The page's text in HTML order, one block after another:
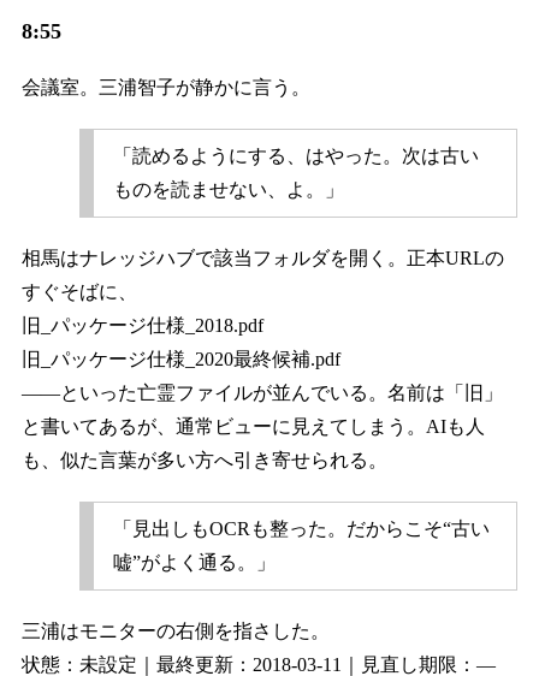
8:55
会議室。三浦智子が静かに言う。
「読めるようにする、はやった。次は古い
ものを読ませない、よ。」
相馬はナレッジハブで該当フォルダを開く。正本URLの
すぐそばに、
旧_パッケージ仕様_2018.pdf
旧_パッケージ仕様_2020最終候補.pdf
――といった亡霊ファイルが並んでいる。名前は「旧」
と書いてあるが、通常ビューに見えてしまう。AIも人
も、似た言葉が多い方へ引き寄せられる。
「見出しもOCRも整った。だからこそ“古い
嘘”がよく通る。」
三浦はモニターの右側を指さした。
状態：未設定｜最終更新：2018-03-11｜見直し期限：—